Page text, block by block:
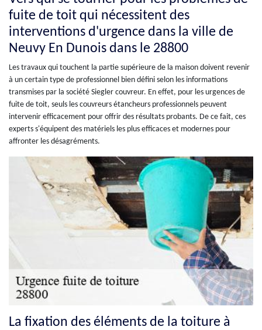
fuite de toit qui nécessitent des
interventions d'urgence dans la ville de
Neuvy En Dunois dans le 28800
Les travaux qui touchent la partie supérieure de la maison doivent revenir
à un certain type de professionnel bien défini selon les informations
transmises par la société Siegler couvreur. En effet, pour les urgences de
fuite de toit, seuls les couvreurs étancheurs professionnels peuvent
intervenir efficacement pour offrir des résultats probants. De ce fait, ces
experts s'équipent des matériels les plus efficaces et modernes pour
affronter les désagréments.
La fixation des éléments de la toiture à